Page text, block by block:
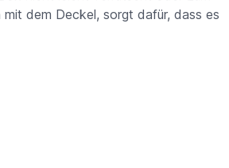
dem Deckel, sorgt dafür, dass es